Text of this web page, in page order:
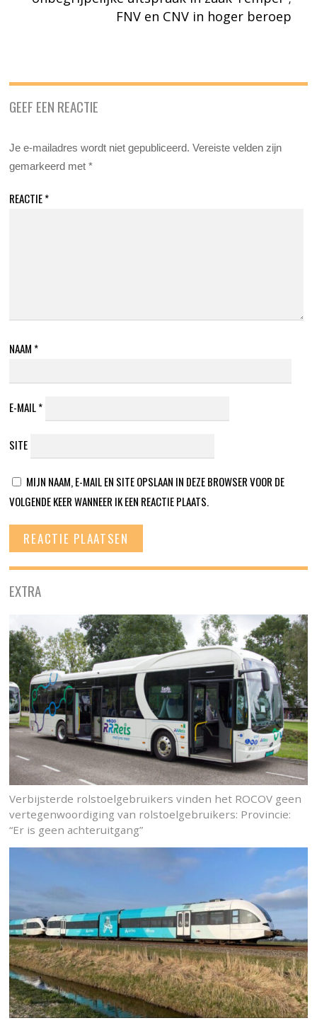
FNV en CNV in hoger beroep
GEEF EEN REACTIE
Je e-mailadres wordt niet gepubliceerd. Vereiste velden zijn
gemarkeerd met*
REACTIE*
NAAM *
E-MAIL*
SITE
MIJN NAAM, E-MAIL EN SITE OPSLAAN IN DEZE BROWSER VOOR DE
VOLGENDE KEER WANNEER IK EEN REACTIE PLAATS.
EXTRA
Verbijsterde rolstoelgebruikers vinden het ROCOV geen
vertegenwoordiging van rolstoelgebruikers: Provincie:
“Er is geen achteruitgang”